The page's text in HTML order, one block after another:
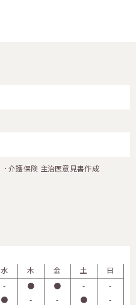
介護保険 主治医意見書作成
水 木 金 土
日
- ● ● -
-
● - - ● -